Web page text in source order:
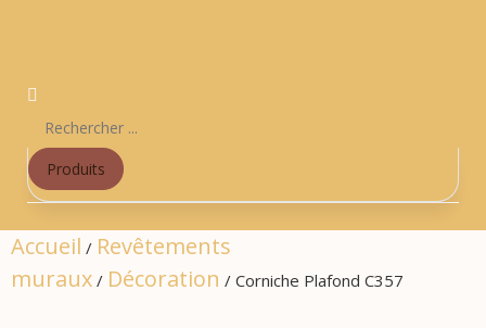
Produits
Accueil / Revêtements
muraux / Décoration / Corniche Plafond C357